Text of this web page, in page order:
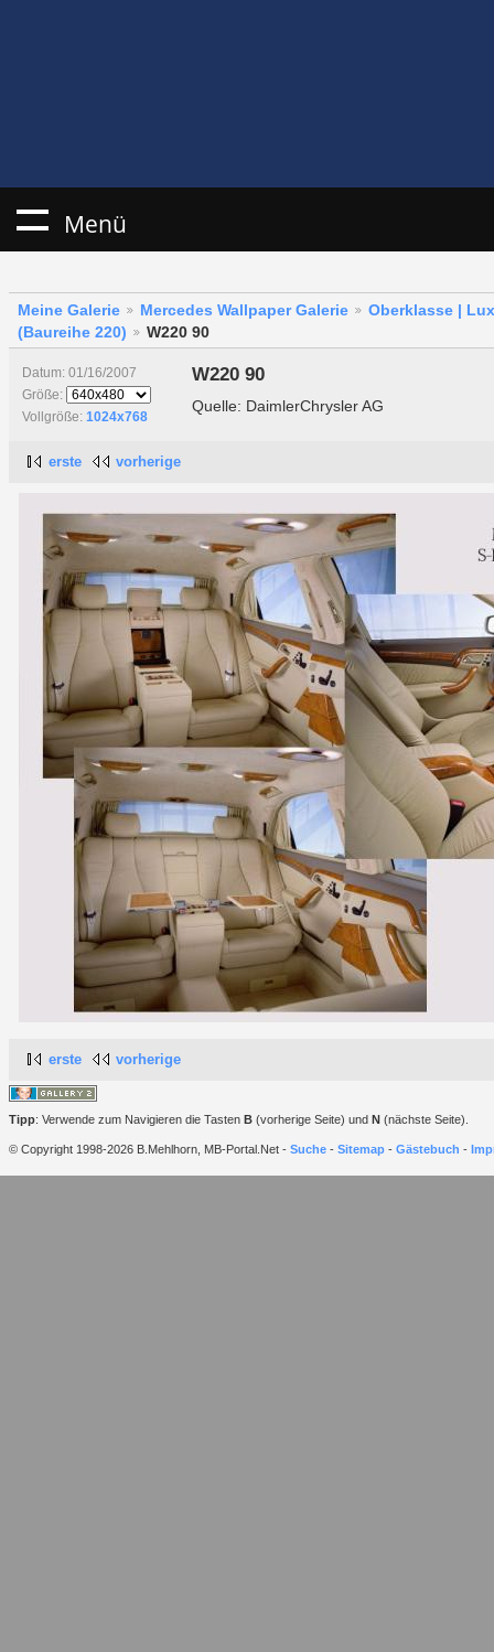
Menü
Meine Galerie Mercedes Wallpaper Galerie
Oberklasse |
(Baureihe 220)
W220 90
Datum: 01/16/2007
Größe:
Vollgröße: 1024x768
W220 90
Quelle: DaimlerChrysler AG
erste vorherige
erste vorherige
Tipp: Verwende zum Navigieren die Tasten B (vorherige Seite) und N (nächste Seite).
© Copyright 1998-2026 B.Mehlhorn, MB-Portal.Net - Suche - Sitemap - Gästebuch -